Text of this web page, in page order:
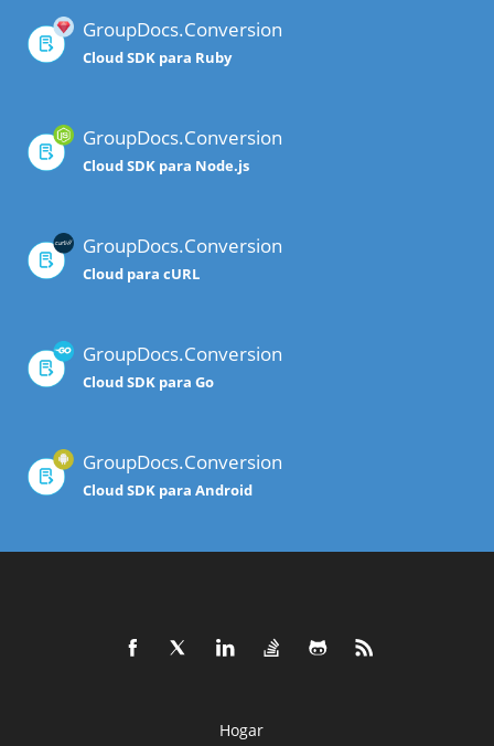
GroupDocs.Conversion
Cloud SDK para Ruby
GroupDocs.Conversion
Cloud SDK para Node.js
GroupDocs.Conversion
Cloud para cURL
GroupDocs.Conversion
Cloud SDK para Go
GroupDocs.Conversion
Cloud SDK para Android
Hogar